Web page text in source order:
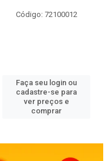
Código: 72100012
Faça seu login ou
cadastre-se para
ver preços e
comprar